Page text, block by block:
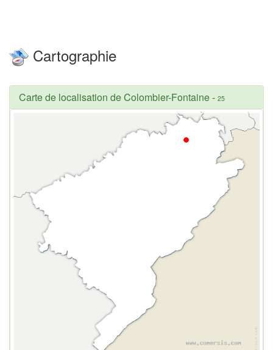
Cartographie
Carte de localisation de Colombier-Fontaine- 25